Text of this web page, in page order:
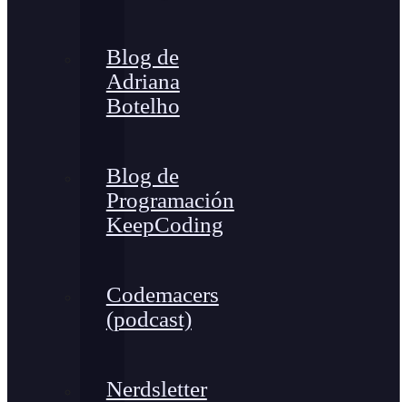
Blog de
Adriana
Botelho
Blog de
Programación
KeepCoding
Codemacers
(podcast)
Nerdsletter